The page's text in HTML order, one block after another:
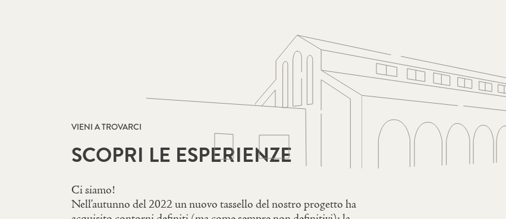
VIENI A TROVARCI
SCOPRI LE ESPERIENZE
Ci siamo!
Nell’autunno del 2022 un nuovo tassello del nostro progetto ha